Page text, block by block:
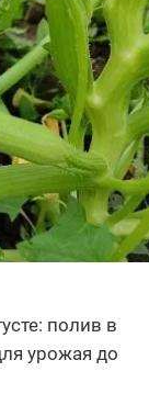
полив в
урожая до